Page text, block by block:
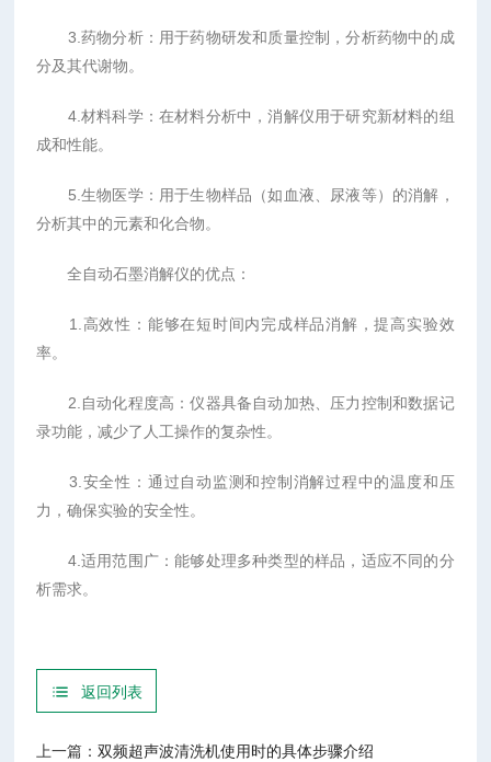
3.药物分析：用于药物研发和质量控制，分析药物中的成
分及其代谢物。
4.材料科学：在材料分析中，消解仪用于研究新材料的组
成和性能。
5.生物医学：用于生物样品（如血液、尿液等）的消解，
分析其中的元素和化合物。
全自动石墨消解仪的优点：
1.高效性：能够在短时间内完成样品消解，提高实验效
率。
2.自动化程度高：仪器具备自动加热、压力控制和数据记
录功能，减少了人工操作的复杂性。
3.安全性：通过自动监测和控制消解过程中的温度和压
力，确保实验的安全性。
4.适用范围广：能够处理多种类型的样品，适应不同的分
析需求。
返回列表
上一篇：双频超声波清洗机使用时的具体步骤介绍